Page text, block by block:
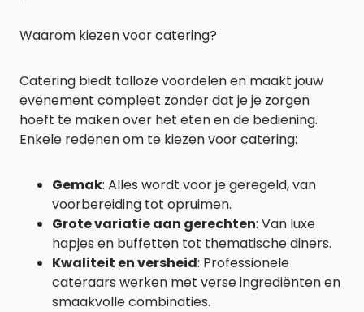
Waarom kiezen voor catering?
Catering biedt talloze voordelen en maakt jouw
evenement compleet zonder dat je je zorgen
hoeft te maken over het eten en de bediening.
Enkele redenen om te kiezen voor catering:
Gemak: Alles wordt voor je geregeld, van
voorbereiding tot opruimen.
Grote variatie aan gerechten: Van luxe
hapjes en buffetten tot thematische diners.
Kwaliteit en versheid: Professionele
cateraars werken met verse ingrediënten en
smaakvolle combinaties.